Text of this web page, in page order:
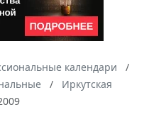
календари
Иркутская